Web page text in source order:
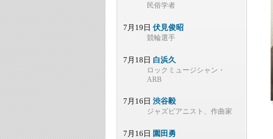
民俗学者
7月19日 伏見俊昭
競輪選手
7月18日 白浜久
ロックミュージシャン・
ARB
7月16日 渋谷毅
ジャズピアニスト、作曲家
7月16日 園田勇